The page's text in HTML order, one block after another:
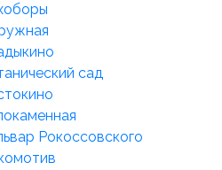
сад
Рокоссовского